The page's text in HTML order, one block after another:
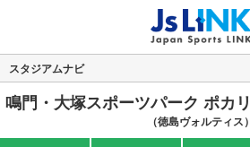
スタジアムナビ
鳴門・大塚スポーツパーク ポカ
（徳島ヴォルティス）